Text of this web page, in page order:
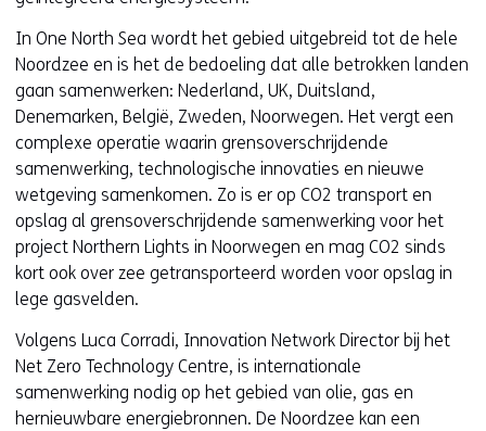
n
a
n
d
e
r
e
w
e
b
t
e
)
In One North Sea wordt het gebied uitgebreid tot de hele
Noordzee en is het de bedoeling dat alle betrokken landen
gaan samenwerken: Nederland, UK, Duitsland,
Denemarken, België, Zweden, Noorwegen. Het vergt een
complexe operatie waarin grensoverschrijdende
samenwerking, technologische innovaties en nieuwe
wetgeving samenkomen. Zo is er op CO2 transport en
opslag al grensoverschrijdende samenwerking voor het
project Northern Lights in Noorwegen en mag CO2 sinds
kort ook over zee getransporteerd worden voor opslag in
lege gasvelden.
Volgens Luca Corradi, Innovation Network Director bij het
Net Zero Technology Centre, is internationale
samenwerking nodig op het gebied van olie, gas en
hernieuwbare energiebronnen. De Noordzee kan een